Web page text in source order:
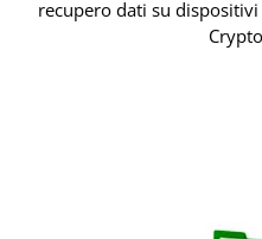
recupero dati su